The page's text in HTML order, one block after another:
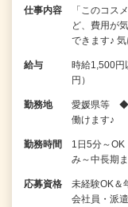
仕事内容
「このコス
ど、費用が
できます♪
給与
時給1,500円
円）
勤務地
愛媛県等 ◆
働けます♪
勤務時間
1日5分～
み～中長期
応募資格
未経験OK＆
会社員・派